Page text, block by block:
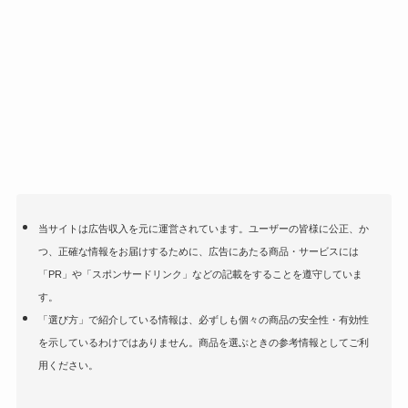
当サイトは広告収入を元に運営されています。ユーザーの皆様に公正、か
つ、正確な情報をお届けするために、広告にあたる商品・サービスには
「PR」や「スポンサードリンク」などの記載をすることを遵守していま
す。
「選び方」で紹介している情報は、必ずしも個々の商品の安全性・有効性
を示しているわけではありません。商品を選ぶときの参考情報としてご利
用ください。